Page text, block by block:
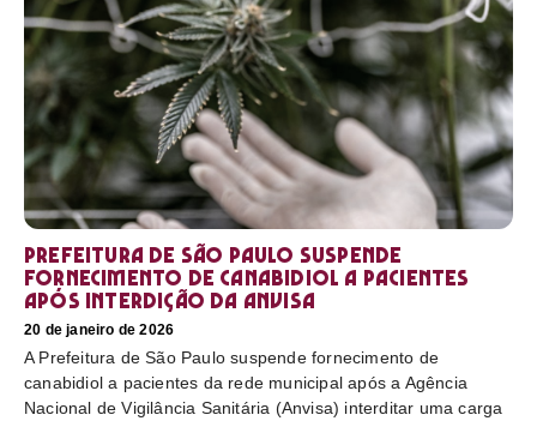
Prefeitura de São Paulo suspende
fornecimento de canabidiol a pacientes
após interdição da Anvisa
20 de janeiro de 2026
A Prefeitura de São Paulo suspende fornecimento de
canabidiol a pacientes da rede municipal após a Agência
Nacional de Vigilância Sanitária (Anvisa) interditar uma carga